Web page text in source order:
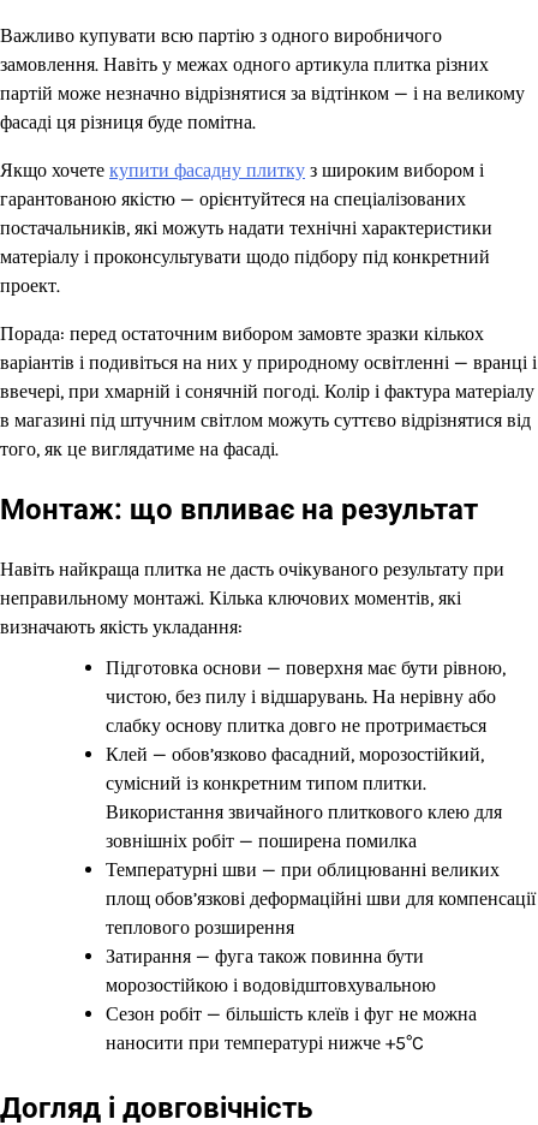
Важливо купувати всю партію з одного виробничого
замовлення. Навіть у межах одного артикула плитка різних
партій може незначно відрізнятися за відтінком — і на великому
фасаді ця різниця буде помітна.
Якщо хочете купити фасадну плитку з широким вибором і
гарантованою якістю — орієнтуйтеся на спеціалізованих
постачальників, які можуть надати технічні характеристики
матеріалу і проконсультувати щодо підбору під конкретний
проект.
Порада: перед остаточним вибором замовте зразки кількох
варіантів і подивіться на них у природному освітленні — вранці і
ввечері, при хмарній і сонячній погоді. Колір і фактура матеріалу
в магазині під штучним світлом можуть суттєво відрізнятися від
того, як це виглядатиме на фасаді.
Монтаж: що впливає на результат
Навіть найкраща плитка не дасть очікуваного результату при
неправильному монтажі. Кілька ключових моментів, які
визначають якість укладання:
Підготовка основи — поверхня має бути рівною,
чистою, без пилу і відшарувань. На нерівну або
слабку основу плитка довго не протримається
Клей — обов’язково фасадний, морозостійкий,
сумісний із конкретним типом плитки.
Використання звичайного плиткового клею для
зовнішніх робіт — поширена помилка
Температурні шви — при облицюванні великих
площ обов’язкові деформаційні шви для компенсації
теплового розширення
Затирання — фуга також повинна бути
морозостійкою і водовідштовхувальною
Сезон робіт — більшість клеїв і фуг не можна
наносити при температурі нижче +5°C
Догляд і довговічність